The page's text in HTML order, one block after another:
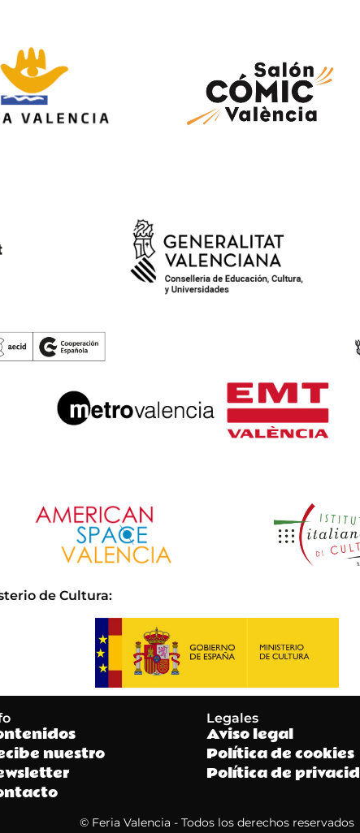
de Cultura:
nuestro
Legales
Aviso legal
Política de cookies
Política de
© Feria Valencia - Todos los derechos reservados